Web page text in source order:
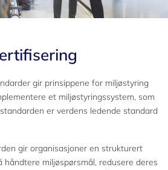
gir prinsippene for miljøstyring
et miljøstyringssystem, som
er verdens ledende standard
gir organisasjoner en strukturert
håndtere miljøspørsmål, redusere deres